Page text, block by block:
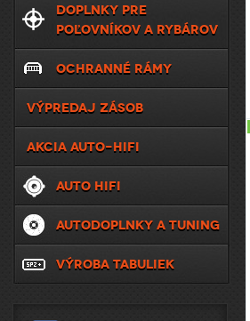
DOPLNKY PRE
POĽOVNÍKOV A RYBÁROV
OCHRANNÉ RÁMY
VÝPREDAJ ZÁSOB
AKCIA AUTO-HIFI
AUTO HIFI
AUTODOPLNKY A TUNING
VÝROBA TABULIEK